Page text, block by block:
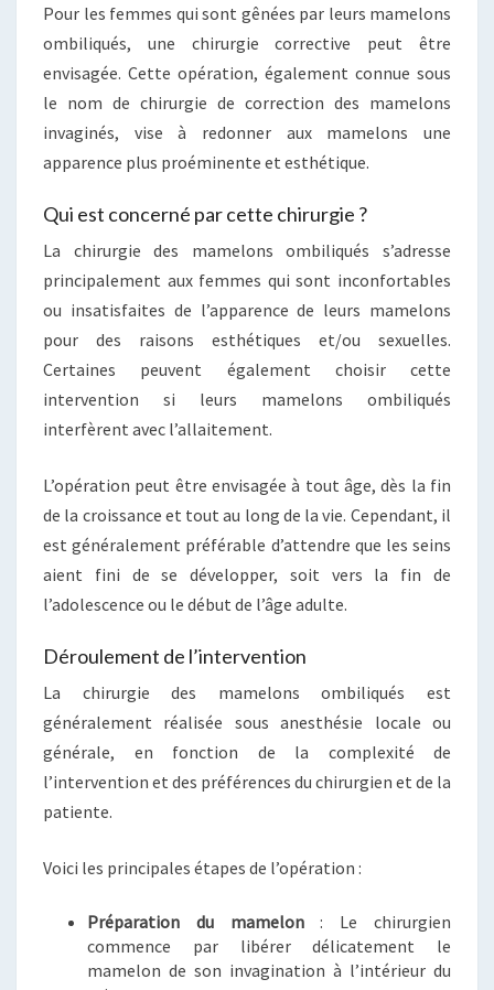
Pour les femmes qui sont gênées par leurs mamelons
ombiliqués, une chirurgie corrective peut être
envisagée. Cette opération, également connue sous
le nom de chirurgie de correction des mamelons
invaginés, vise à redonner aux mamelons une
apparence plus proéminente et esthétique.
Qui est concerné par cette chirurgie ?
La chirurgie des mamelons ombiliqués s’adresse
principalement aux femmes qui sont inconfortables
ou insatisfaites de l’apparence de leurs mamelons
pour des raisons esthétiques et/ou sexuelles.
Certaines peuvent également choisir cette
intervention si leurs mamelons ombiliqués
interfèrent avec l’allaitement.
L’opération peut être envisagée à tout âge, dès la fin
de la croissance et tout au long de la vie. Cependant, il
est généralement préférable d’attendre que les seins
aient fini de se développer, soit vers la fin de
l’adolescence ou le début de l’âge adulte.
Déroulement de l’intervention
La chirurgie des mamelons ombiliqués est
généralement réalisée sous anesthésie locale ou
générale, en fonction de la complexité de
l’intervention et des préférences du chirurgien et de la
patiente.
Voici les principales étapes de l’opération :
Préparation du mamelon: Le chirurgien
commence par libérer délicatement le
mamelon de son invagination à l’intérieur du